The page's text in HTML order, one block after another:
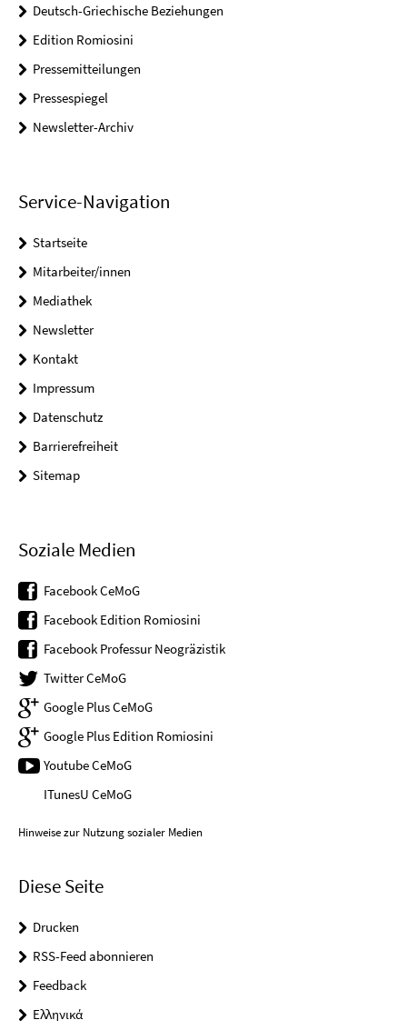
Deutsch-Griechische Beziehungen
Edition Romiosini
Pressemitteilungen
Pressespiegel
Newsletter-Archiv
Service-Navigation
Startseite
Mitarbeiter/innen
Mediathek
Newsletter
Kontakt
Impressum
Datenschutz
Barrierefreiheit
Sitemap
Soziale Medien
Facebook CeMoG
Facebook Edition Romiosini
Facebook Professur Neogräzistik
Twitter CeMoG
Google Plus CeMoG
Google Plus Edition Romiosini
Youtube CeMoG
ITunesU CeMoG
Hinweise zur Nutzung sozialer Medien
Diese Seite
Drucken
RSS-Feed abonnieren
Feedback
Ελληνικά